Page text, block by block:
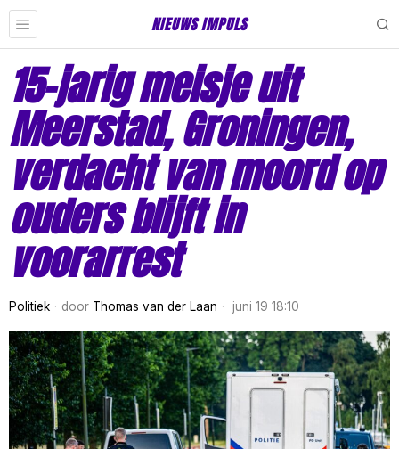
NIEUWS IMPULS
15-jarig meisje uit
Meerstad, Groningen,
verdacht van moord op
ouders blijft in
voorarrest
Politiek door Thomas van der Laan juni 19 18:10